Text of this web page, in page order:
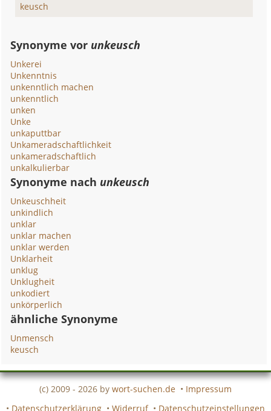
keusch
Synonyme vor unkeusch
Unkerei
Unkenntnis
unkenntlich machen
unkenntlich
unken
Unke
unkaputtbar
Unkameradschaftlichkeit
unkameradschaftlich
unkalkulierbar
Synonyme nach unkeusch
Unkeuschheit
unkindlich
unklar
unklar machen
unklar werden
Unklarheit
unklug
Unklugheit
unkodiert
unkörperlich
ähnliche Synonyme
Unmensch
keusch
(c) 2009 - 2026 by wort-suchen.de • Impressum
• Datenschutzerklärung • Widerruf • Datenschutzeinstellungen